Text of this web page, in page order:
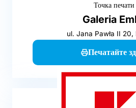
Точка печати
Galeria
ul. Jana Pawła II 20,
Печатайте